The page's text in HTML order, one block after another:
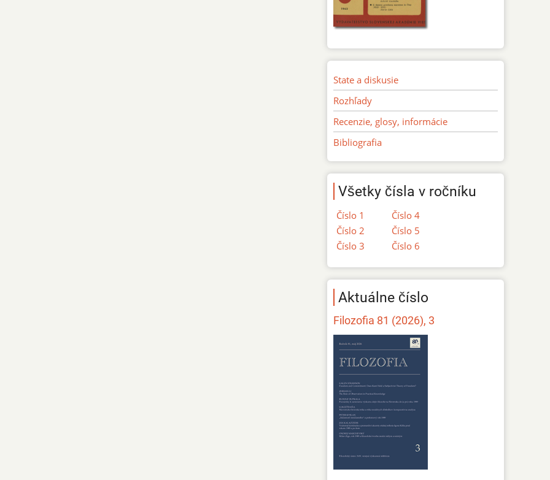
State a diskusie
Rozhľady
Recenzie, glosy, informácie
Bibliografia
Všetky čísla v ročníku
Číslo 1
Číslo 2
Číslo 3
Číslo 4
Číslo 5
Číslo 6
Aktuálne číslo
Filozofia 81 (2026), 3